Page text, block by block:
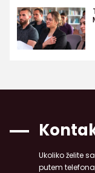
Ukoliko želite
putem